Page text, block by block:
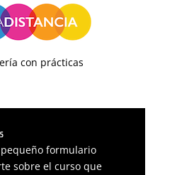
con prácticas
formulario
sobre el curso que